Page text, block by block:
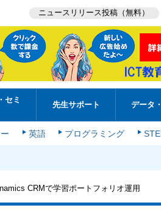
ニュースリリース投稿（無料）
セミ
先生サポート データ
英語 プログラミング
CRMで学習ポートフォリオ運用